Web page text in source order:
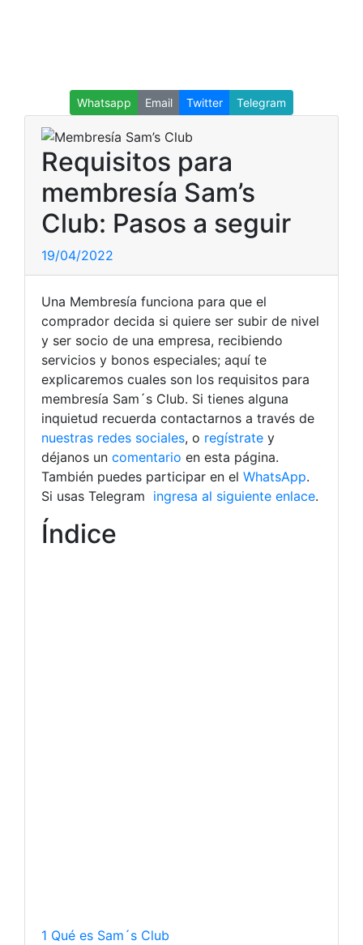
Whatsapp Email Twitter Telegram
Requisitos para
membresía Sam’s
Club: Pasos a seguir
19/04/2022
Una Membresía funciona para que el
comprador decida si quiere ser subir de nivel
y ser socio de una empresa, recibiendo
servicios y bonos especiales; aquí te
explicaremos cuales son los requisitos para
membresía Sam´s Club. Si tienes alguna
inquietud recuerda contactarnos a través de
nuestras redes sociales, o regístrate y
déjanos un comentario en esta página.
También puedes participar en el WhatsApp.
Si usas Telegram ingresa al siguiente enlace.
Índice
1 Qué es Sam´s Club